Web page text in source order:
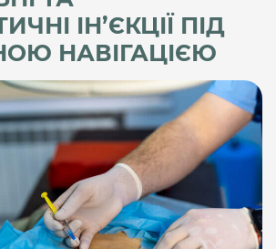
ІН’ЄКЦІЇ ПІД
НАВІГАЦІЄЮ